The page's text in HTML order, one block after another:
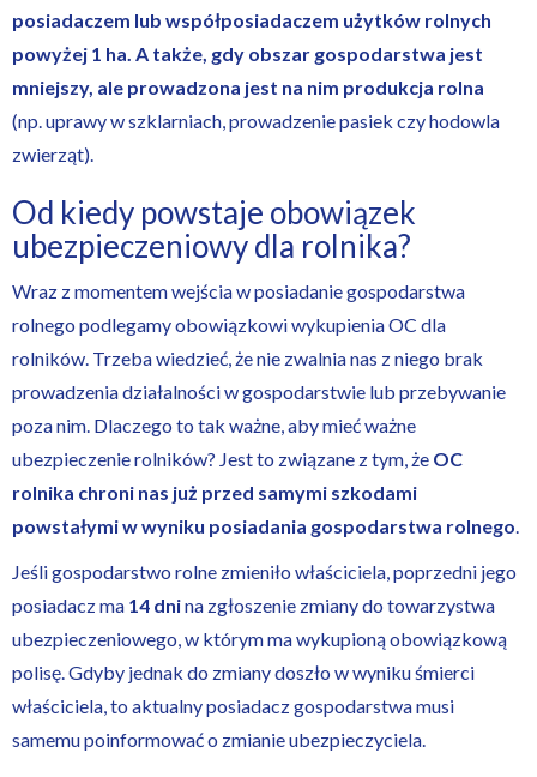
posiadaczem lub współposiadaczem użytków rolnych
powyżej 1 ha. A także, gdy obszar gospodarstwa jest
mniejszy, ale prowadzona jest na nim produkcja rolna
(np. uprawy w szklarniach, prowadzenie pasiek czy hodowla
zwierząt).
Od kiedy powstaje obowiązek
ubezpieczeniowy dla rolnika?
Wraz z momentem wejścia w posiadanie gospodarstwa
rolnego podlegamy obowiązkowi wykupienia OC dla
rolników. Trzeba wiedzieć, że nie zwalnia nas z niego brak
prowadzenia działalności w gospodarstwie lub przebywanie
poza nim. Dlaczego to tak ważne, aby mieć ważne
ubezpieczenie rolników? Jest to związane z tym, że OC
rolnika chroni nas już przed samymi szkodami
powstałymi w wyniku posiadania gospodarstwa rolnego.
Jeśli gospodarstwo rolne zmieniło właściciela, poprzedni jego
posiadacz ma 14 dnina zgłoszenie zmiany do towarzystwa
ubezpieczeniowego, w którym ma wykupioną obowiązkową
polisę. Gdyby jednak do zmiany doszło w wyniku śmierci
właściciela, to aktualny posiadacz gospodarstwa musi
samemu poinformować o zmianie ubezpieczyciela.